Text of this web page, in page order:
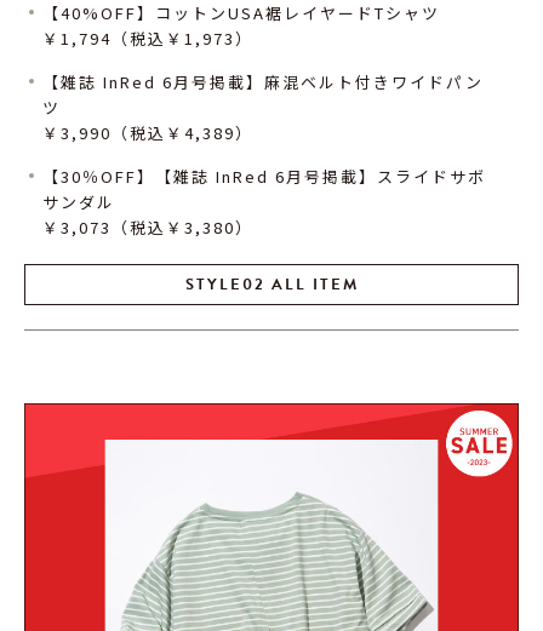
【40%OFF】コットンUSA裾レイヤードTシャツ
￥1,794（税込￥1,973）
【雑誌 InRed 6月号掲載】麻混ベルト付きワイドパン
ツ
￥3,990（税込￥4,389）
【30％OFF】【雑誌 InRed 6月号掲載】スライドサボ
サンダル
￥3,073（税込￥3,380）
STYLE02 ALL ITEM